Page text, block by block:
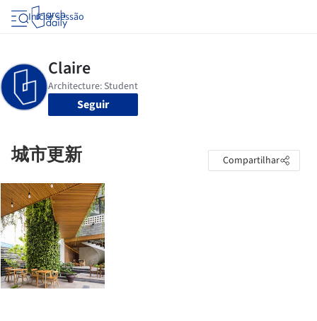
Iniciar sessão
Seguir
城市更新 Compartilhar